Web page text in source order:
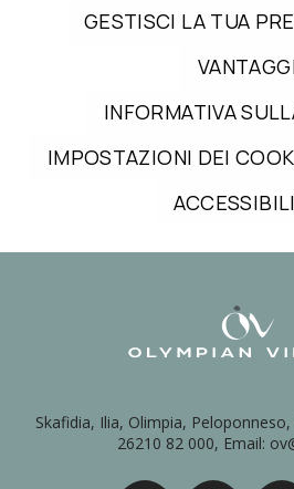
GESTISCI LA TUA
INFORMATIVA
IMPOSTAZIONI DEI
Skafidia, Ilia, Olimpia,
26210 82 000, Email: